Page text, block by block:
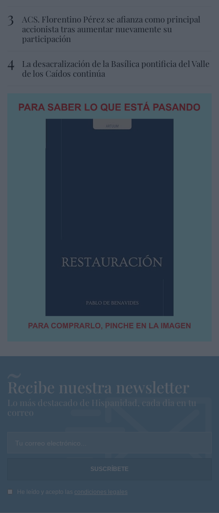
ACS. Florentino Pérez se afianza como principal
accionista tras aumentar nuevamente su
participación
La desacralización de la Basílica pontificia del Valle
de los Caídos continúa
Recibe nuestra newsletter
Lo más destacado de Hispanidad, cada dia en tu
correo
Tu correo electrónico...
He leído y acepto las condiciones legales